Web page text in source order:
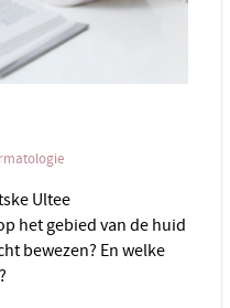
Ultee
het gebied van de huid
bewezen? En welke